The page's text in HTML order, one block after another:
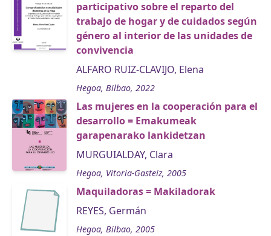
participativo sobre el reparto del
trabajo de hogar y de cuidados según
género al interior de las unidades de
convivencia
ALFARO RUIZ-CLAVIJO, Elena
Hegoa, Bilbao, 2022
Las mujeres en la cooperación para el
desarrollo = Emakumeak
garapenarako lankidetzan
MURGUIALDAY, Clara
Hegoa, Vitoria-Gasteiz, 2005
Maquiladoras = Makiladorak
REYES, Germán
Hegoa, Bilbao, 2005